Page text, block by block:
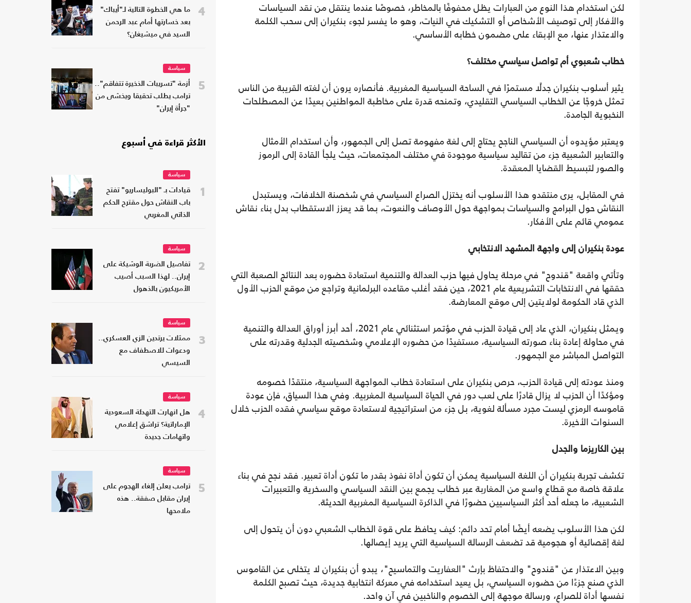
لكن استخدام هذا النوع من العبارات يظل محفوفًا بالمخاطر، خصوصًا عندما ينتقل من نقد السياسات
والأفكار إلى توصيف الأشخاص أو التشكيك في النيات، وهو ما يفسر لجوء بنكيران إلى سحب الكلمة
والاعتذار عنها، مع الإبقاء على مضمون خطابه الأساسي.
خطاب شعبوي أم تواصل سياسي مختلف؟
يثير أسلوب بنكيران جدلًا مستمرًا في الساحة السياسية المغربية. فأنصاره يرون أن لغته القريبة من الناس
تمثل خروجًا عن الخطاب السياسي التقليدي، وتمنحه قدرة على مخاطبة المواطنين بعيدًا عن المصطلحات
النخبوية الجامدة.
ويعتبر مؤيدوه أن السياسي الناجح يحتاج إلى لغة مفهومة تصل إلى الجمهور، وأن استخدام الأمثال
والتعابير الشعبية جزء من تقاليد سياسية موجودة في مختلف المجتمعات، حيث يلجأ القادة إلى الرموز
والصور لتبسيط القضايا المعقدة.
في المقابل، يرى منتقدو هذا الأسلوب أنه يختزل الصراع السياسي في شخصنة الخلافات، ويستبدل
النقاش حول البرامج والسياسات بمواجهة حول الأوصاف والنعوت، بما قد يعزز الاستقطاب بدل بناء نقاش
عمومي قائم على الأفكار.
عودة بنكيران إلى واجهة المشهد الانتخابي
وتأتي واقعة "قندوح" في مرحلة يحاول فيها حزب العدالة والتنمية استعادة حضوره بعد النتائج الصعبة التي
حققها في الانتخابات التشريعية عام 2021، حين فقد أغلب مقاعده البرلمانية وتراجع من موقع الحزب الأول
الذي قاد الحكومة لولايتين إلى موقع المعارضة.
ويمثل بنكيران، الذي عاد إلى قيادة الحزب في مؤتمر استثنائي عام 2021، أحد أبرز أوراق العدالة والتنمية
في محاولة إعادة بناء صورته السياسية، مستفيدًا من حضوره الإعلامي وشخصيته الجدلية وقدرته على
التواصل المباشر مع الجمهور.
ومنذ عودته إلى قيادة الحزب، حرص بنكيران على استعادة خطاب المواجهة السياسية، منتقدًا خصومه
ومؤكدًا أن الحزب لا يزال قادرًا على لعب دور في الحياة السياسية المغربية. وفي هذا السياق، فإن عودة
قاموسه الرمزي ليست مجرد مسألة لغوية، بل جزء من استراتيجية لاستعادة موقع سياسي فقده الحزب خلال
السنوات الأخيرة.
بين الكاريزما والجدل
تكشف تجربة بنكيران أن اللغة السياسية يمكن أن تكون أداة نفوذ بقدر ما تكون أداة تعبير. فقد نجح في بناء
علاقة خاصة مع قطاع واسع من المغاربة عبر خطاب يجمع بين النقد السياسي والسخرية والتعبيرات
الشعبية، ما جعله أحد أكثر السياسيين حضورًا في الذاكرة السياسية المغربية الحديثة.
لكن هذا الأسلوب يضعه أيضًا أمام تحد دائم: كيف يحافظ على قوة الخطاب الشعبي دون أن يتحول إلى
لغة إقصائية أو هجومية قد تضعف الرسالة السياسية التي يريد إيصالها.
وبين الاعتذار عن "قندوح" والاحتفاظ بإرث "العفاريت والتماسيح"، يبدو أن بنكيران لا يتخلى عن القاموس
الذي صنع جزءًا من حضوره السياسي، بل يعيد استخدامه في معركة انتخابية جديدة، حيث تصبح الكلمة
نفسها أداة للصراع، ورسالة موجهة إلى الخصوم والناخبين في آن واحد.
4
ما هي الخطوة التالية لـ"أيباك"
بعد خسارتها أمام عبد الرحمن
السيد في ميشيغان؟
5
سياسة
أزمة "تسريبات الذخيرة تتفاقم"..
ترامب يطلب تحقيقا ويخشى من
"جرأة إيران"
الأكثر قراءة في أسبوع
1
سياسة
قيادات بـ "البوليساريو" تفتح
باب النقاش حول مقترح الحكم
الذاتي المغربي
2
سياسة
تفاصيل الضربة الوشيكة على
إيران.. لهذا السبب أصيب
الأمريكيون بالذهول
3
سياسة
ممثلات يرتدين الزي العسكري..
ودعوات للاصطفاف مع
السيسي
4
سياسة
هل انهارت التهدئة السعودية
الإماراتية؟ تراشق إعلامي
واتهامات جديدة
5
سياسة
ترامب يعلن إلغاء الهجوم على
إيران مقابل صفقة.. هذه
ملامحها